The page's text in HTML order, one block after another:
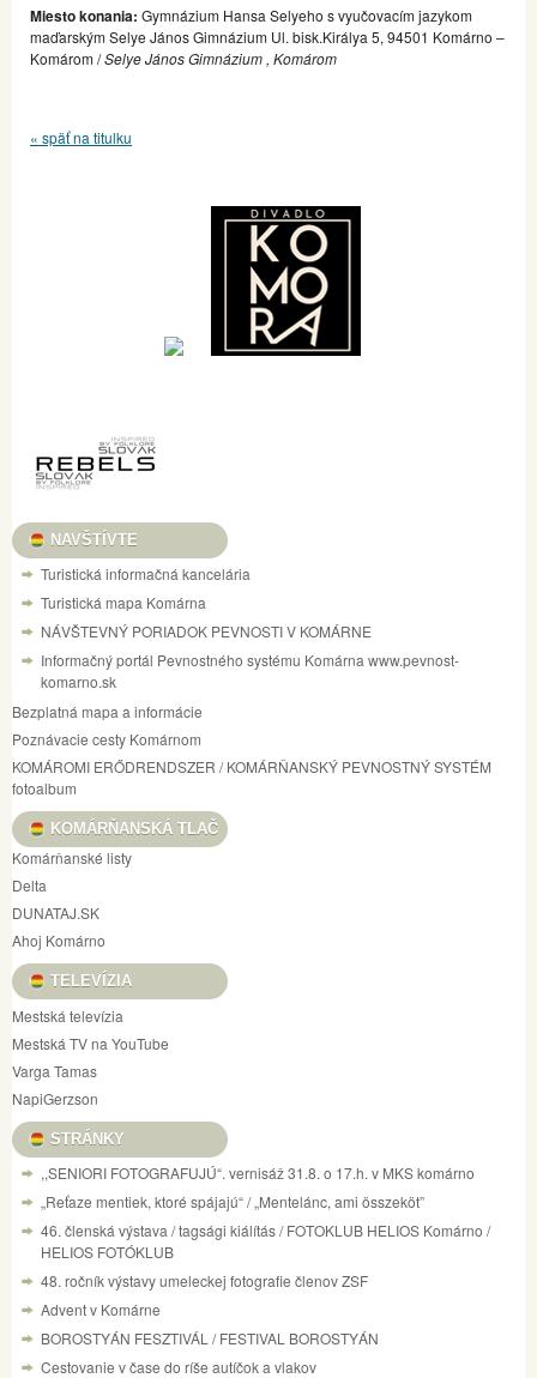
Miesto konania: Gymnázium Hansa Selyeho s vyučovacím jazykom
maďarským Selye János Gimnázium Ul. bisk.Királya 5, 94501 Komárno –
Komárom /Selye János Gimnázium , Komárom
« späť na titulku
NAVŠTÍVTE
Turistická informačná kancelária
Turistická mapa Komárna
NÁVŠTEVNÝ PORIADOK PEVNOSTI V KOMÁRNE
Informačný portál Pevnostného systému Komárna www.pevnost-
komarno.sk
Bezplatná mapa a informácie
Poznávacie cesty Komárnom
KOMÁROMI ERŐDRENDSZER / KOMÁRŇANSKÝ PEVNOSTNÝ SYSTÉM
fotoalbum
KOMÁRŇANSKÁ TLAČ
Komárňanské listy
Delta
DUNATAJ.SK
Ahoj Komárno
TELEVÍZIA
Mestská televízia
Mestská TV na YouTube
Varga Tamas
NapiGerzson
STRÁNKY
,,SENIORI FOTOGRAFUJÚ“. vernisáž 31.8. o 17.h. v MKS komárno
„Reťaze mentiek, ktoré spájajú“ / „Mentelánc, ami összeköt”
46. členská výstava / tagsági kiálítás / FOTOKLUB HELIOS Komárno /
HELIOS FOTÓKLUB
48. ročník výstavy umeleckej fotografie členov ZSF
Advent v Komárne
BOROSTYÁN FESZTIVÁL / FESTIVAL BOROSTYÁN
Cestovanie v čase do ríše autíčok a vlakov